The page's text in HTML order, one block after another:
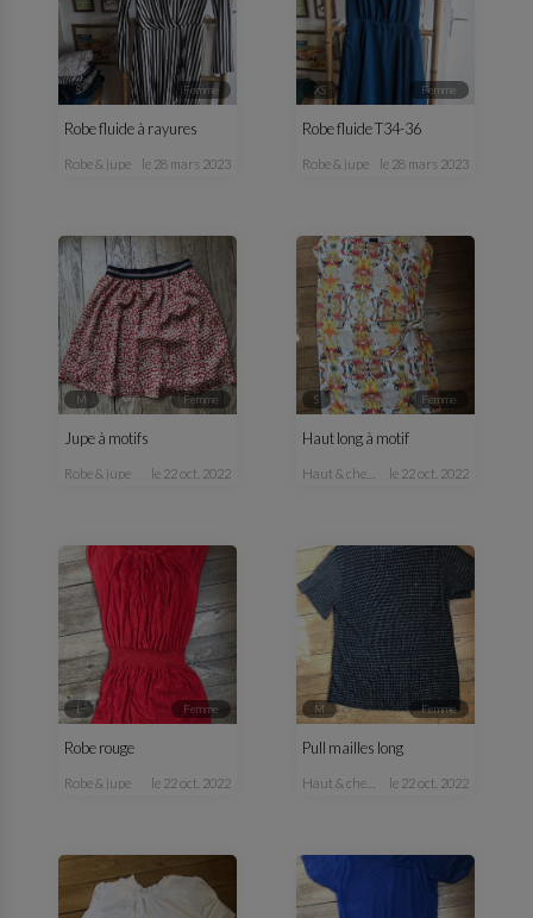
S femme
Robe fluide à rayures
robe & jupe le 28 mars 2023
XS femme
Robe fluide T34-36
robe & jupe le 28 mars 2023
M femme
Jupe à motifs
robe & jupe le 22 oct. 2022
S femme
Haut long à motif
haut & chemisier le 22 oct. 2022
L femme
Robe rouge
robe & jupe le 22 oct. 2022
M femme
Pull mailles long
haut & chemisier le 22 oct. 2022